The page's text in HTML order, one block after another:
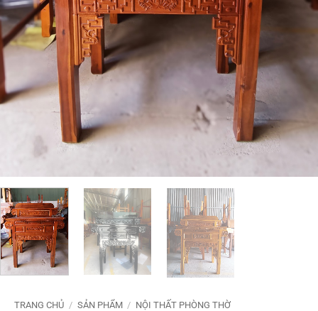
TRANG CHỦ / SẢN PHẨM / NỘI THẤT PHÒNG THỜ